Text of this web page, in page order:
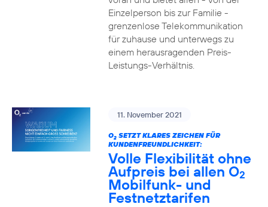
Einzelperson bis zur Familie -
grenzenlose Telekommunikation
für zuhause und unterwegs zu
einem herausragenden Preis-
Leistungs-Verhältnis.
11. November 2021
O2SETZT KLARES ZEICHEN FÜR
KUNDENFREUNDLICHKEIT:
Volle Flexibilität ohne
Aufpreis bei allen O2
Mobilfunk- und
Festnetztarifen